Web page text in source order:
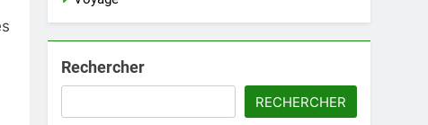
Rechercher
RECHERCHER